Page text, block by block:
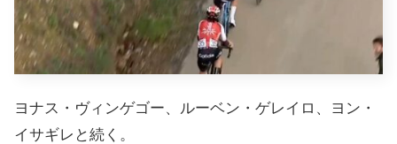
ヨナス・ヴィンゲゴー、ルーベン・ゲレイロ、ヨン・
イサギレと続く。